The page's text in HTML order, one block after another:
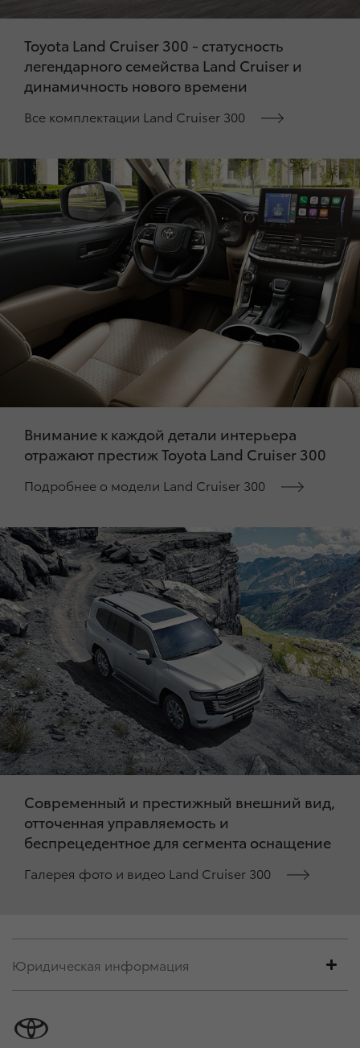
Toyota Land Cruiser 300 - статусность
легендарного семейства Land Cruiser и
динамичность нового времени
Все комплектации Land Cruiser 300
Внимание к каждой детали интерьера
отражают престиж Toyota Land Cruiser 300
Подробнее о модели Land Cruiser 300
Современный и престижный внешний вид,
отточенная управляемость и
беспрецедентное для сегмента оснащение
Галерея фото и видео Land Cruiser 300
Юридическая информация